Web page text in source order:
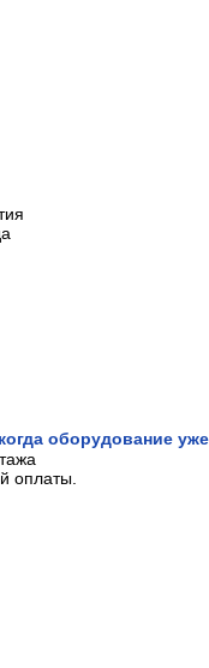
оборудование уже
оплаты.